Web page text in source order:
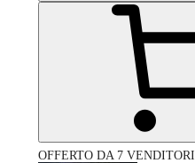
OFFERTO DA 7 VENDITORI